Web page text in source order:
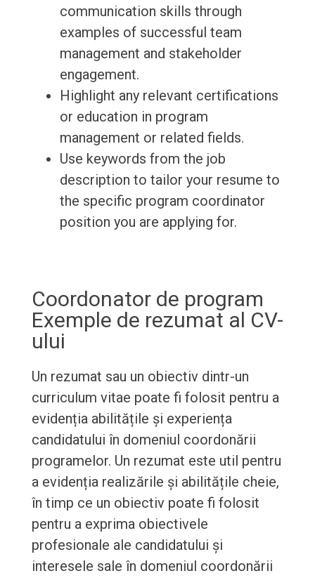
communication skills through
examples of successful team
management and stakeholder
engagement.
Highlight any relevant certifications
or education in program
management or related fields.
Use keywords from the job
description to tailor your resume to
the specific program coordinator
position you are applying for.
Coordonator de program
Exemple de rezumat al CV-
ului
Un rezumat sau un obiectiv dintr-un
curriculum vitae poate fi folosit pentru a
evidenția abilitățile și experiența
candidatului în domeniul coordonării
programelor. Un rezumat este util pentru
a evidenția realizările și abilitățile cheie,
în timp ce un obiectiv poate fi folosit
pentru a exprima obiectivele
profesionale ale candidatului și
interesele sale în domeniul coordonării